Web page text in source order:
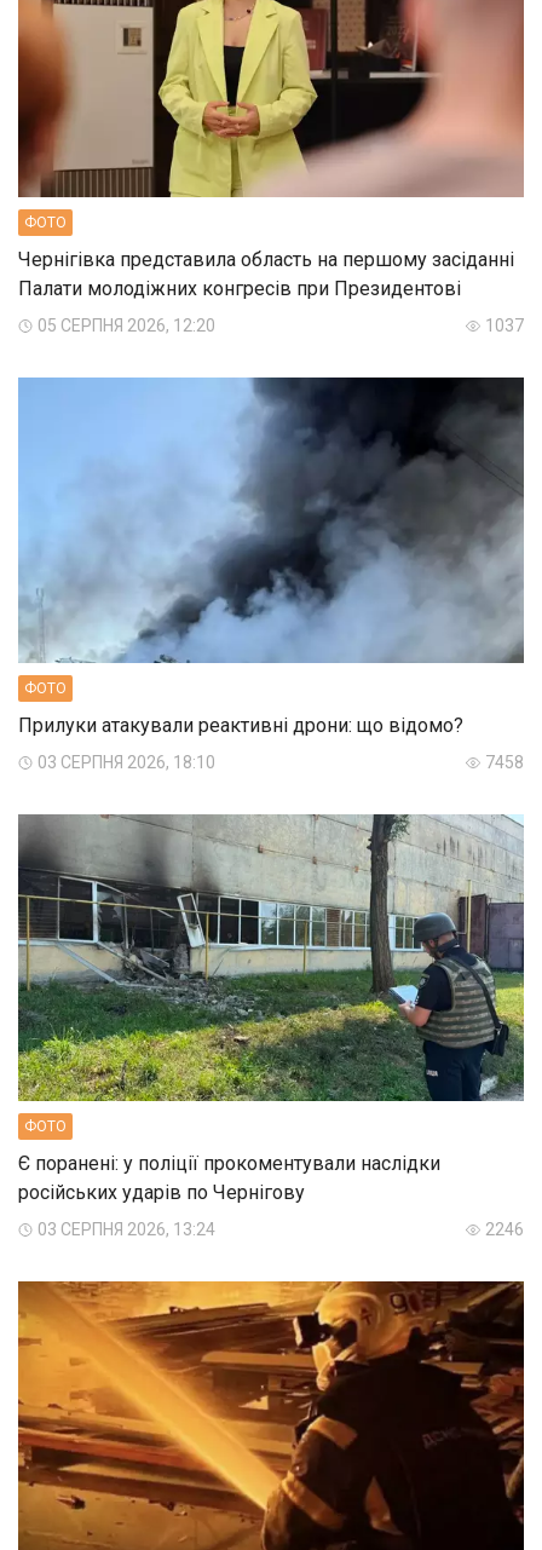
ФОТО
Чернігівка представила область на першому засіданні
Палати молодіжних конгресів при Президентові
05 СЕРПНЯ 2026, 12:20 1037
ФОТО
Прилуки атакували реактивні дрони: що відомо?
03 СЕРПНЯ 2026, 18:10 7458
ФОТО
Є поранені: у поліції прокоментували наслідки
російських ударів по Чернігову
03 СЕРПНЯ 2026, 13:24 2246